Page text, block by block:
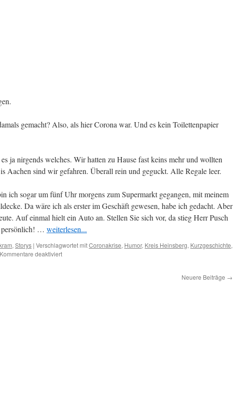
gemacht? Also, als hier Corona war. Und es kein Toilettenpapier
ja nirgends welches. Wir hatten zu Hause fast keins mehr und wollten
Aachen sind wir gefahren. Überall rein und geguckt. Alle Regale leer.
ich sogar um fünf Uhr morgens zum Supermarkt gegangen, mit meinem
Da wäre ich als erster im Geschäft gewesen, habe ich gedacht. Aber
Auf einmal hielt ein Auto an. Stellen Sie sich vor, da stieg Herr Pusch
persönlich! … weiterlesen...
, Storys | Verschlagwortet mitCoronakrise, Humor, Kreis Heinsberg, Kurzgeschichte,
Kommentare deaktiviertfür
Neuere Beiträge →